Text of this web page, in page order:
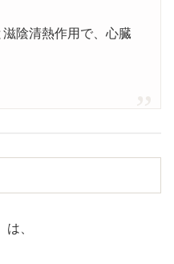
滋陰清熱作用で、心臓
、